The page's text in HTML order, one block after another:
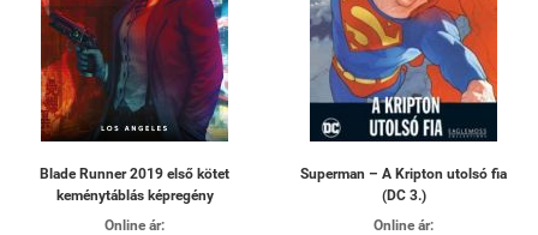
Blade Runner 2019 első kötet
keménytáblás képregény
Online ár:
Superman – A Kripton utolsó fia
(DC 3.)
Online ár: